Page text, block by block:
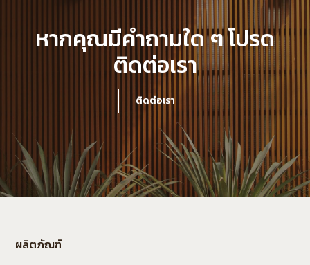
หากคุณมีคำถามใด ๆ โปรด
ติดต่อเรา
ติดต่อเรา
ผลิตภัณฑ์